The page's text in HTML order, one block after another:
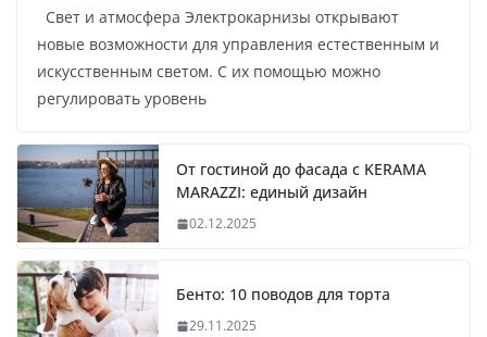
Свет и атмосфера Электрокарнизы открывают
новые возможности для управления естественным и
искусственным светом. С их помощью можно
регулировать уровень
От гостиной до фасада с KERAMA
MARAZZI: единый дизайн
02.12.2025
Бенто: 10 поводов для торта
29.11.2025